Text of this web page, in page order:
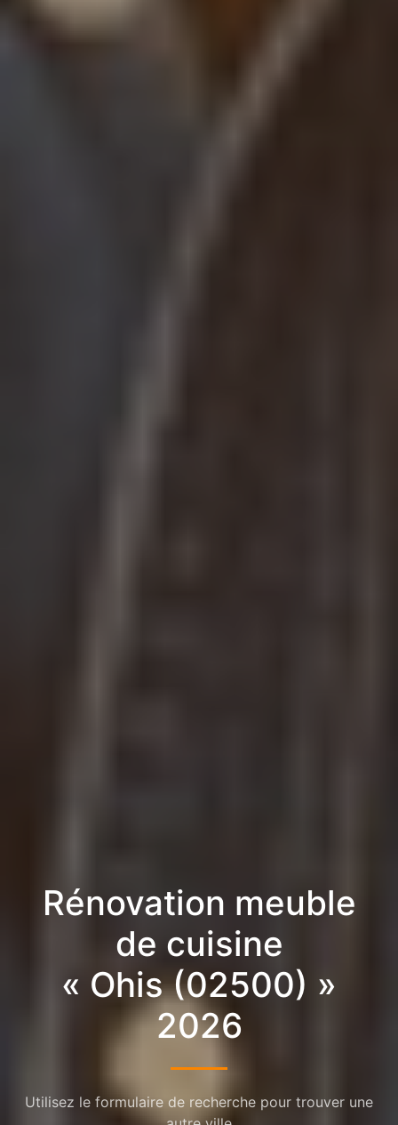
Rénovation meuble
de cuisine
« Ohis (02500) »
2026
Utilisez le formulaire de recherche pour trouver une